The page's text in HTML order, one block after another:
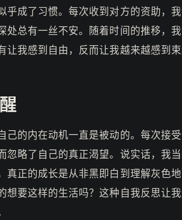
乎成了习惯。每次收到对方的资助，
处总有一丝不安。随着时间的推移，
我感到自由，反而让我越来越感到束
己的内在动机一直是被动的。每次接
忽略了自己的真正渴望。说实话，我
真正的成长是从非黑即白到理解灰色
想要这样的生活吗？这种自我反思让